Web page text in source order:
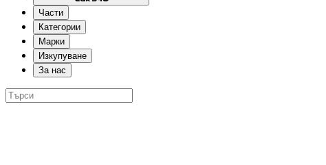
Марки
Изкупуване
За нас